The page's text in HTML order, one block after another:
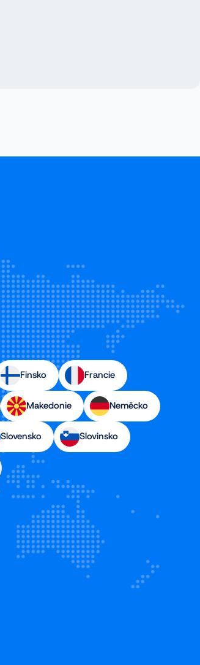
Finsko Francie
Makedonie Neměcko
Slovensko Slovinsko